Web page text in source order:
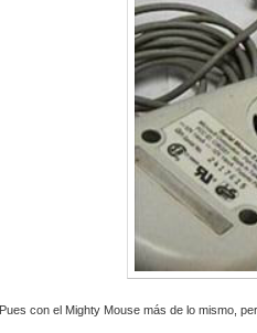
Pues con el Mighty Mouse más de lo mismo,